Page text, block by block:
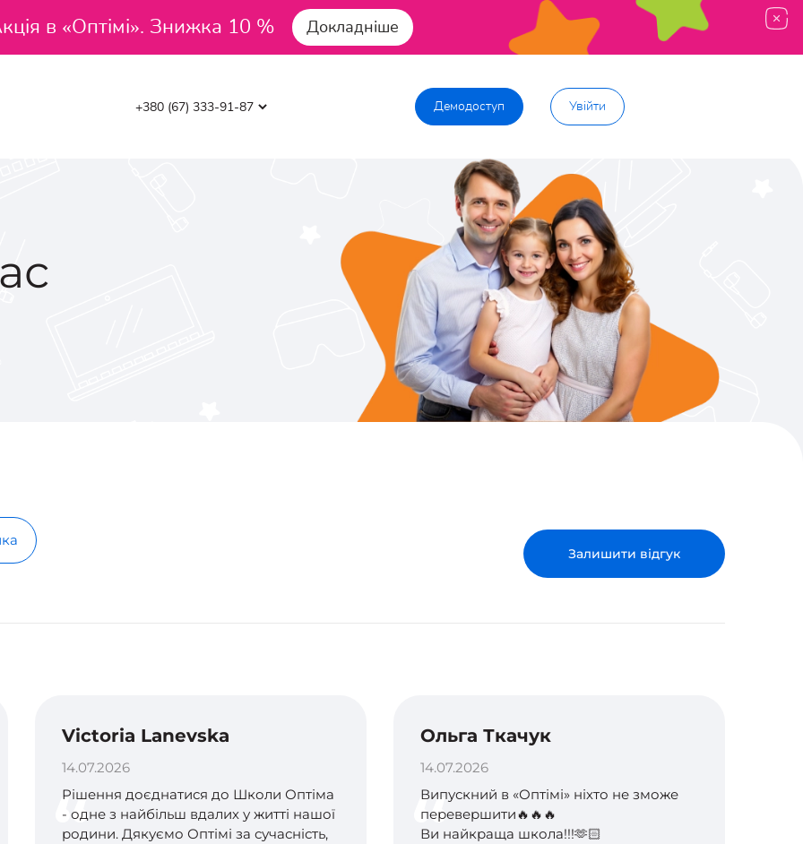
в «Оптімі». Знижка 10 % Докладніше
Демодоступ Увійти
Залишити відгук
Victoria Lanevska
14.07.2026
Рішення доєднатися до Школи Оптіма
- одне з найбільш вдалих у житті нашої
родини. Дякуємо Оптімі за сучасність,
Ольга Ткачук
14.07.2026
Випускний в «Оптімі» ніхто не зможе
перевершити🔥🔥🔥
Ви найкраща школа!!!🫶🏻